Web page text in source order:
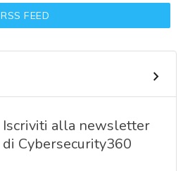
RSS FEED
Iscriviti alla newsletter
di Cybersecurity360